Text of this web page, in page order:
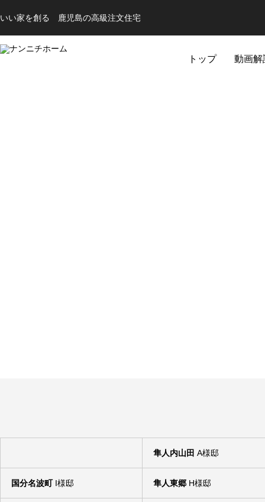
いい家を創る 鹿児島の高級注文住宅
トップ 動画解
2024.07.09 2021.06.28
隼人内山田 A様邸
国分名波町I様邸 隼人東郷 H様邸